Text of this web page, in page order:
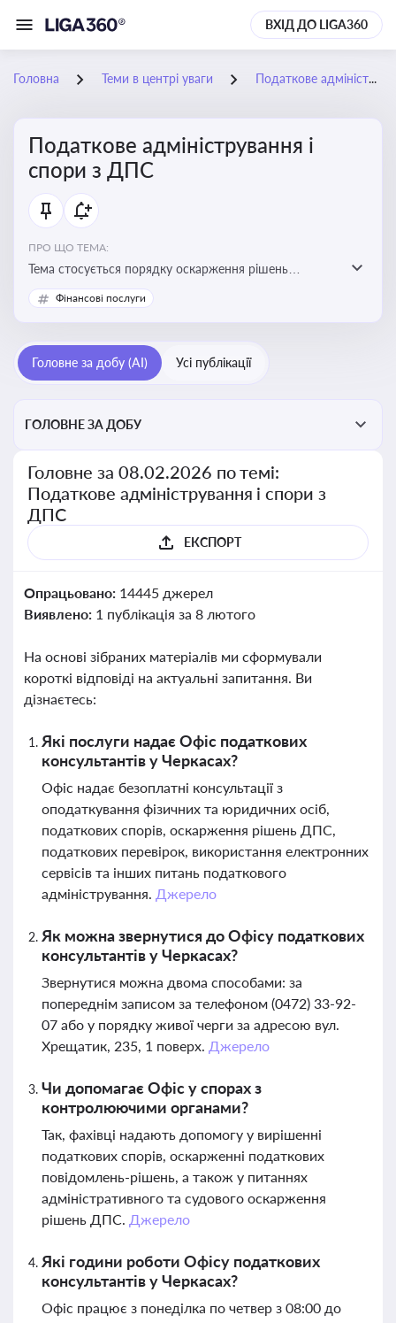
ВХІД ДО LIGA360
Головна Теми в центрі уваги Податкове адміністрування і спори з ДПС
Податкове адміністрування і
спори з ДПС
ПРО ЩО ТЕМА:
Тема стосується порядку оскарження рішень
податкових органів, що виникають внаслідок
податкових перевірок, та механізмів захисту прав
Фінансові послуги
Головне за добу (AI) Усі публікації
ГОЛОВНЕ ЗА ДОБУ
Головне за 08.02.2026 по темі:
Податкове адміністрування і спори з
ДПС
ЕКСПОРТ
Опрацьовано: 14445 джерел
Виявлено: 1 публікація за 8 лютого
На основі зібраних матеріалів ми сформували
короткі відповіді на актуальні запитання. Ви
дізнаєтесь:
Які послуги надає Офіс податкових
консультантів у Черкасах?
Офіс надає безоплатні консультації з
оподаткування фізичних та юридичних осіб,
податкових спорів, оскарження рішень ДПС,
податкових перевірок, використання електронних
сервісів та інших питань податкового
адміністрування. Джерело
Як можна звернутися до Офісу податкових
консультантів у Черкасах?
Звернутися можна двома способами: за
попереднім записом за телефоном (0472) 33-92-
07 або у порядку живої черги за адресою вул.
Хрещатик, 235, 1 поверх. Джерело
Чи допомагає Офіс у спорах з
контролюючими органами?
Так, фахівці надають допомогу у вирішенні
податкових спорів, оскарженні податкових
повідомлень-рішень, а також у питаннях
адміністративного та судового оскарження
рішень ДПС. Джерело
Які години роботи Офісу податкових
консультантів у Черкасах?
Офіс працює з понеділка по четвер з 08:00 до